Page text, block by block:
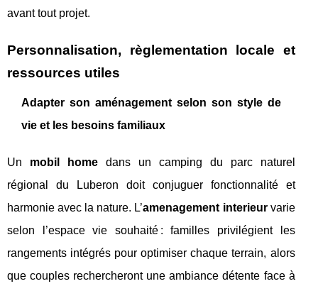
avant tout projet.
Personnalisation, règlementation locale et
ressources utiles
Adapter son aménagement selon son style de
vie et les besoins familiaux
Un mobil homedans un camping du parc naturel
régional du Luberon doit conjuguer fonctionnalité et
harmonie avec la nature. L’amenagement interieurvarie
selon l’espace vie souhaité : familles privilégient les
rangements intégrés pour optimiser chaque terrain, alors
que couples rechercheront une ambiance détente face à